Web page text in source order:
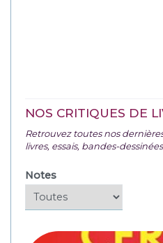
NOS CRITIQUES DE
Retrouvez toutes nos
livres, essais, bandes-
Notes